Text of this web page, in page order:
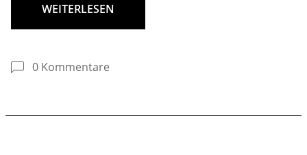
WEITERLESEN
0 Kommentare